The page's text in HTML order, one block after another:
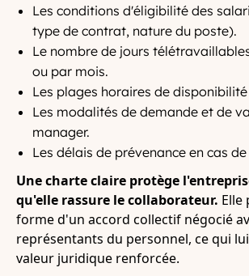
Les conditions d'éligibilité des
type de contrat, nature du poste).
Le nombre de jours
ou par mois.
Les plages horaires de
Les modalités de demande et de
manager.
Les délais de prévenance en cas
Une charte claire protège
qu'elle rassure le collaborateur. Elle
forme d'un accord collectif négocié
représentants du personnel, ce qui
valeur juridique renforcée.